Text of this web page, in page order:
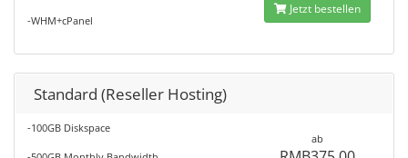
-WHM+cPanel
Jetzt bestellen
Standard (Reseller Hosting)
-100GB Diskspace
ab